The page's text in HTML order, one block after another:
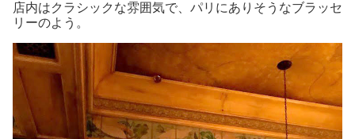
店内はクラシックな雰囲気で、パリにありそうなブラッセ
リーのよう。